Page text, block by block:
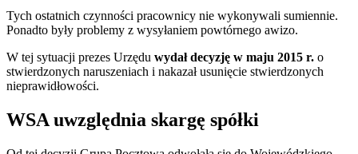
Tych ostatnich czynności pracownicy nie wykonywali sumiennie.
Ponadto były problemy z wysyłaniem powtórnego awizo.
W tej sytuacji prezes Urzędu wydał decyzję w maju 2015 r. o
stwierdzonych naruszeniach i nakazał usunięcie stwierdzonych
nieprawidłowości.
WSA uwzględnia skargę spółki